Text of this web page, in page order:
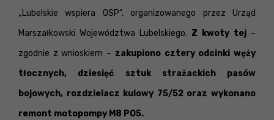
„Lubelskie wspiera OSP”, organizowanego przez Urząd
Marszałkowski Województwa Lubelskiego. Z kwoty tej –
zgodnie z wnioskiem – zakupiono cztery odcinki węży
tłocznych, dziesięć sztuk strażackich pasów
bojowych, rozdzielacz kulowy 75/52 oraz wykonano
remont motopompy M8 PO5.